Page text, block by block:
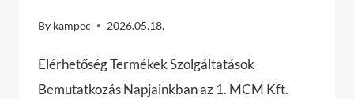
By kampec 2026.05.18.
Elérhetőség Termékek Szolgáltatások
Bemutatkozás Napjainkban az 1. MCM Kft.